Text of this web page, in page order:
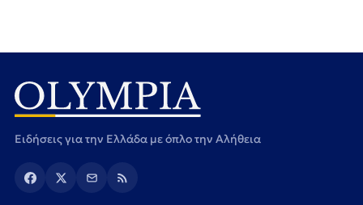
Ειδήσεις για την Ελλάδα με όπλο την Αλήθεια